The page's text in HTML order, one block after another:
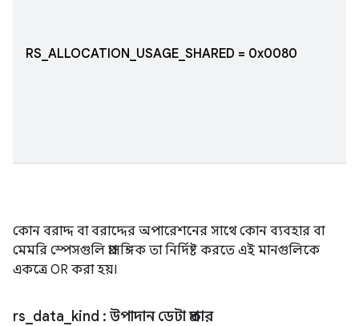
RS_ALLOCATION_USAGE_SHARED = 0x0080
কোন বরাদ্দ বা বরাদ্দের অপারেশনের সাথে কোন ব্যবহার বা
মেমরি স্পেসগুলি প্রাসঙ্গিক তা নির্দিষ্ট করতে এই মানগুলিকে
একত্রে OR করা হয়।
rs data kind : উপাদান ডেটা প্রকার